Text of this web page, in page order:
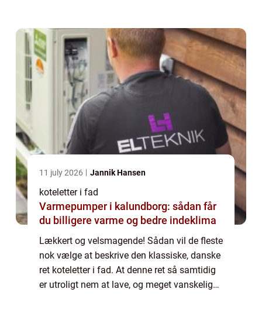
11 july 2026 Jannik Hansen
koteletter i fad
Varmepumper i kalundborg: sådan får
du billigere varme og bedre indeklima
Lækkert og velsmagende! Sådan vil de fleste
nok vælge at beskrive den klassiske, danske
ret koteletter i fad. At denne ret så samtidig
er utroligt nem at lave, og meget vanskelig